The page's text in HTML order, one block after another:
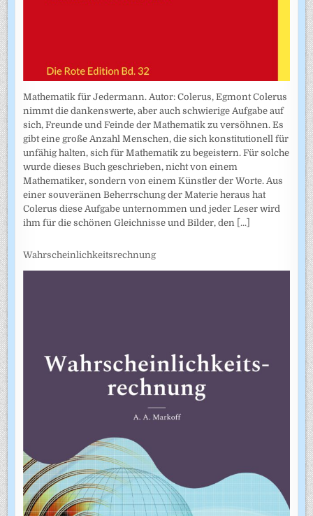
Mathematik für Jedermann. Autor: Colerus, Egmont Colerus
nimmt die dankenswerte, aber auch schwierige Aufgabe auf
sich, Freunde und Feinde der Mathematik zu versöhnen. Es
gibt eine große Anzahl Menschen, die sich konstitutionell für
unfähig halten, sich für Mathematik zu begeistern. Für solche
wurde dieses Buch geschrieben, nicht von einem
Mathematiker, sondern von einem Künstler der Worte. Aus
einer souveränen Beherrschung der Materie heraus hat
Colerus diese Aufgabe unternommen und jeder Leser wird
ihm für die schönen Gleichnisse und Bilder, den [...]
Wahrscheinlichkeitsrechnung